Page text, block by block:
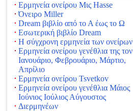
Ερμηνεία ονείρου Μις Hasse
Όνειρο Miller
Dream βιβλίο από το Α έως το Ω
Εσωτερική βιβλίο Dream
Η σύγχρονη ερμηνεία των ονείρων
Ερμηνεία ονείρου γενέθλια της τον
Ιανουάριο, Φεβρουάριο, Μάρτιο,
Απρίλιο
Ερμηνεία ονείρου Tsvetkov
Ερμηνεία ονείρου γενέθλια Μάιος
Ιούνιος Ιούλιος Αύγουστος
Διερμηνέων